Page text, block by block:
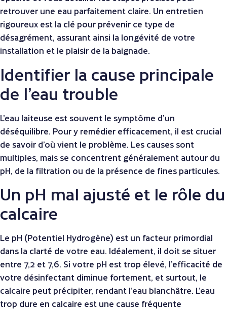
retrouver une eau parfaitement claire. Un entretien
rigoureux est la clé pour prévenir ce type de
désagrément, assurant ainsi la longévité de votre
installation et le plaisir de la baignade.
Identifier la cause principale
de l’eau trouble
L’eau laiteuse est souvent le symptôme d’un
déséquilibre. Pour y remédier efficacement, il est crucial
de savoir d’où vient le problème. Les causes sont
multiples, mais se concentrent généralement autour du
pH, de la filtration ou de la présence de fines particules.
Un pH mal ajusté et le rôle du
calcaire
Le pH (Potentiel Hydrogène) est un facteur primordial
dans la clarté de votre eau. Idéalement, il doit se situer
entre 7,2 et 7,6. Si votre pH est trop élevé, l’efficacité de
votre désinfectant diminue fortement, et surtout, le
calcaire peut précipiter, rendant l’eau blanchâtre. L’eau
trop dure en calcaire est une cause fréquente